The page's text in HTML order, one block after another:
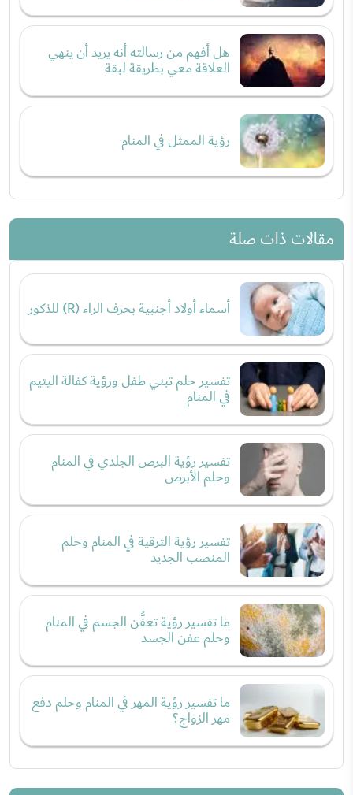
هل أفهم من رسالته أنه يريد أن ينهي
العلاقة معي بطريقة لبقة
رؤية الممثل في المنام
مقالات ذات صلة
أسماء أولاد أجنبية بحرف الراء (R) للذكور
تفسير حلم تبني طفل ورؤية كفالة اليتيم
في المنام
تفسير رؤية البرص الجلدي في المنام
وحلم الأبرص
تفسير رؤية الترقية في المنام وحلم
المنصب الجديد
ما تفسير رؤية تعفُّن الجسم في المنام
وحلم عفن الجسد
ما تفسير رؤية المهر في المنام وحلم دفع
مهر الزواج؟